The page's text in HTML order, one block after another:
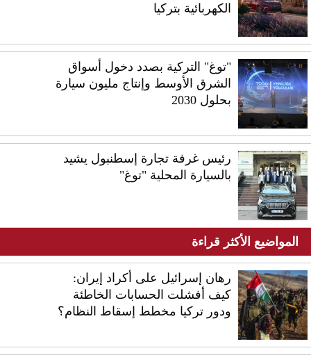
الكهربائية بتركيا
"توغ" التركية بصدد دخول أسواق
الشرق الأوسط وإنتاج مليون سيارة
بحلول 2030
رئيس غرفة تجارة إسطنبول يشيد
بالسيارة المحلية "توغ"
المواضيع الأكثر قراءة
رهان إسرائيل على أكراد إيران:
كيف أفشلت الحسابات الخاطئة
ودور تركيا مخطط إسقاط النظام؟